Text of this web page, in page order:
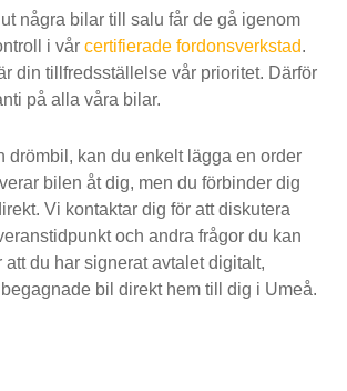
några bilar till salu får de gå igenom
i vår certifierade fordonsverkstad.
din tillfredsställelse vår prioritet. Därför
på alla våra bilar.
drömbil, kan du enkelt lägga en order
bilen åt dig, men du förbinder dig
Vi kontaktar dig för att diskutera
och andra frågor du kan
att du har signerat avtalet digitalt,
bil direkt hem till dig i Umeå.